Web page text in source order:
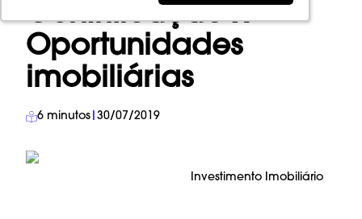
Gentrificação x
Oportunidades
imobiliárias
6 minutos 30/07/2019
Investimento Imobiliário